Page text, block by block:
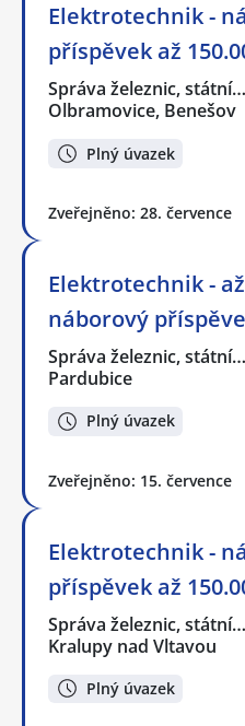
Elektrotechnik -
příspěvek až
Správa železnic, státní…
Olbramovice, Benešov
Plný úvazek
Zveřejněno: 28. července
Elektrotechnik - až
náborový
Správa železnic, státní…
Pardubice
Plný úvazek
Zveřejněno: 15. července
Elektrotechnik -
příspěvek až
Správa železnic, státní…
Kralupy nad Vltavou
Plný úvazek